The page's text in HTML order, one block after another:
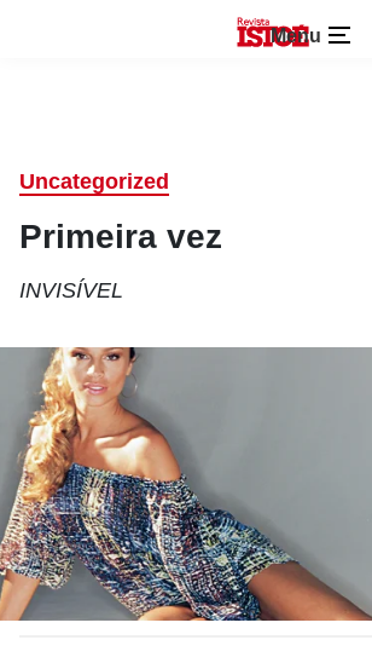
Menu
Uncategorized
Primeira vez
INVISÍVEL